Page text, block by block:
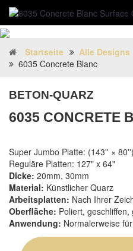
Startseite Alle Designs
6035 Concrete Blanc
BETON-QUARZ
6035 CONCRETE
Super Jumbo Platte: (143'' ×
Reguläre Platten: 127" x 64"
Dicke: 20mm, 30mm
Material: Künstlicher Quarz
Arbeitsplatten: Nach Ihrer
Oberfläche: Poliert, geschliffen,
Anwendung: Normalerweise